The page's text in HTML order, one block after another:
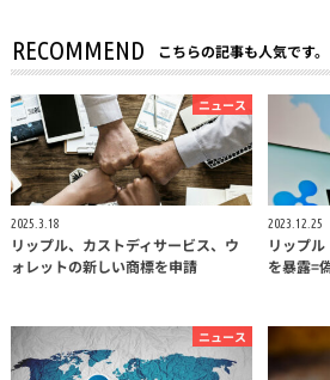
RECOMMEND こちらの記事も人気です。
ニュース
2025.3.18
リップル、カストディサービス、ウ
ォレットの新しい商標を申請
2023.12.25
リップ
を暴露=
ニュース